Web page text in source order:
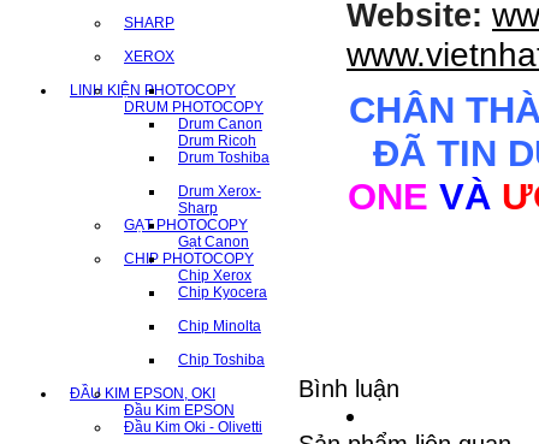
SHARP
XEROX
LINH KIỆN PHOTOCOPY
DRUM PHOTOCOPY
Drum Canon
Drum Ricoh
Drum Toshiba
Drum Xerox-
Sharp
GẠT PHOTOCOPY
Gạt Canon
CHIP PHOTOCOPY
Chip Xerox
Chip Kyocera
Chip Minolta
Chip Toshiba
ĐẦU KIM EPSON, OKI
Đầu Kim EPSON
Đầu Kim Oki - Olivetti
Website:
CHÂN
ĐÃ TIN
ONE VÀ
Bình luận